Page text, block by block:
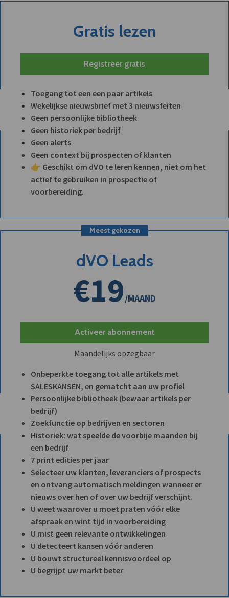
Gratis lezen
Registreer gratis
Toegang tot een een paar artikels
Wekelijkse nieuwsbrief met 3 nieuwsfeiten
Geen persoonlijke bibliotheek
Geen historiek per bedrijf
Geen alerts
Geen context bij prospecten of klanten
👉 Geschikt om dVO te leren kennen, niet om het
actief te gebruiken in prospectie of
voorbereiding.
Meest gekozen
dVO Leads
€19/MAAND
Activeer abonnement
Maandelijks opzegbaar
Onbeperkte toegang tot alle artikels met
SALESKANSEN, en gematcht aan uw profiel
Persoonlijke bibliotheek (bewaar artikels per
bedrijf)
Zoekfunctie op bedrijven en sectoren
Historiek: wat speelde de voorbije maanden bij
een bedrijf
7 print edities per jaar
Selecteer uw klanten, leveranciers of prospects
en ontvang automatisch meldingen wanneer er
nieuws over hen of over uw bedrijf verschijnt.
U weet waarover u moet praten vóór elke
afspraak en wint tijd in voorbereiding
U mist geen relevante ontwikkelingen
U detecteert kansen vóór anderen
U bouwt structureel kennisvoordeel op
U begrijpt uw markt beter